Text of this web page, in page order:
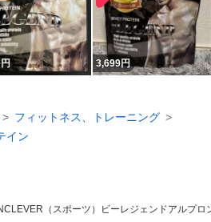
円 3,699円
フィットネス、トレーニング
イン
CLEVER（スポーツ） ビーレジェンドアルプロ